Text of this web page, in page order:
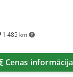
1 485 km
Cenas informācija